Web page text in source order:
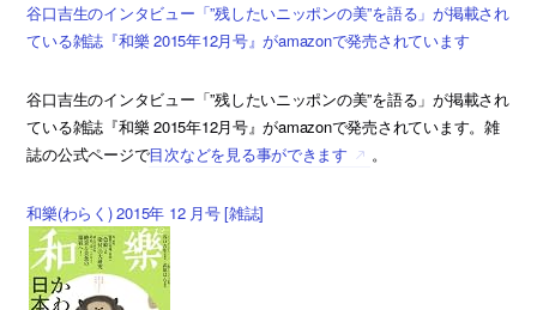
谷口吉生のインタビュー「”残したいニッポンの美”を語る」が掲載され
ている雑誌『和樂 2015年12月号』がamazonで発売されています
谷口吉生のインタビュー「”残したいニッポンの美”を語る」が掲載され
ている雑誌『和樂 2015年12月号』がamazonで発売されています。雑
誌の公式ページで目次などを見る事ができます 。
和樂(わらく) 2015年 12 月号 [雑誌]